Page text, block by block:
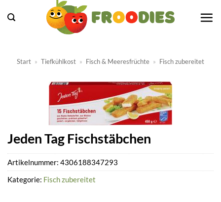
Inhalt
Start » Tiefkühlkost » Fisch & Meeresfrüchte » Fisch zubereitet
Jeden Tag Fischstäbchen
Artikelnummer: 4306188347293
Kategorie: Fisch zubereitet